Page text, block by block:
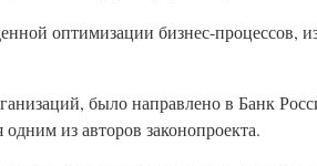
оптимизации бизнес-процессов,
было направлено в Банк
из авторов законопроекта.